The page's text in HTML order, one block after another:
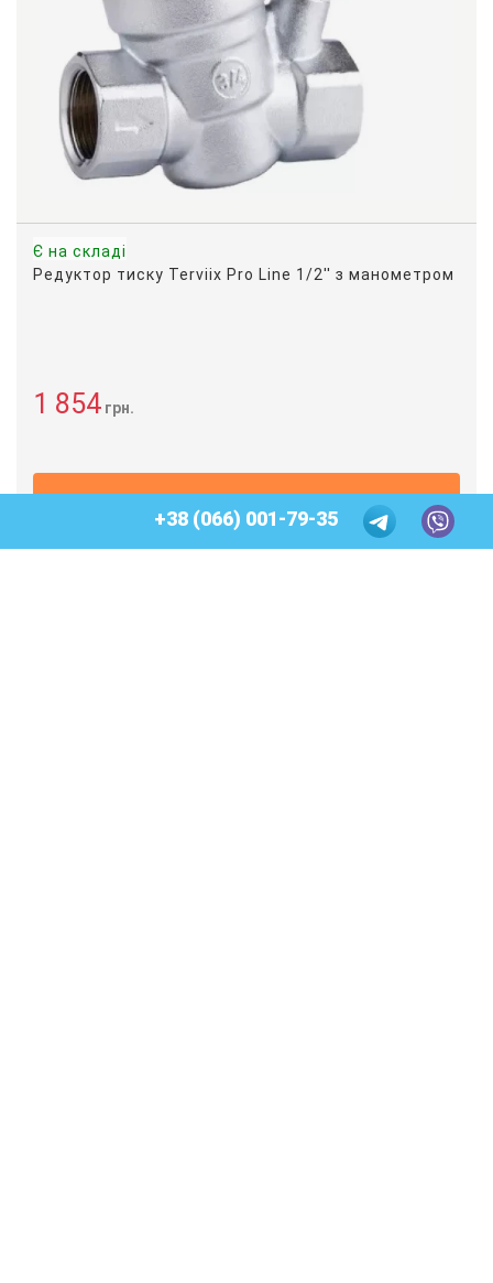
+38 (066) 001-79-35
Є на складі
Редуктор тиску Terviix Pro Line 1/2'' з манометром
1 854 грн.
КУПИТИ